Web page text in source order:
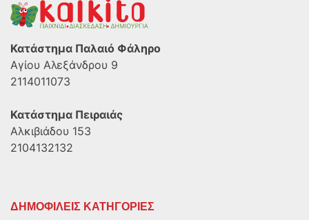
Κατάστημα Παλαιό Φάληρο
Αγίου Αλεξάνδρου 9
2114011073
Κατάστημα Πειραιάς
Αλκιβιάδου 153
2104132132
ΔΗΜΟΦΙΛΕΙΣ ΚΑΤΗΓΟΡΙΕΣ